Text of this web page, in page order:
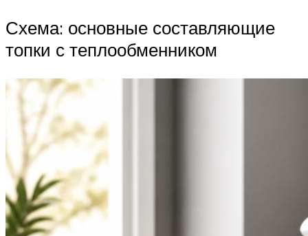
Схема: основные составляющие
топки с теплообменником